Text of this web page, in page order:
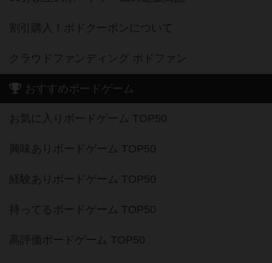
割引購入！ボドクーポンについて
クラウドファンディング ボドファン
おすすめボードゲーム
お気に入りボードゲーム TOP50
興味ありボードゲーム TOP50
経験ありボードゲーム TOP50
持ってるボードゲーム TOP50
高評価ボードゲーム TOP50